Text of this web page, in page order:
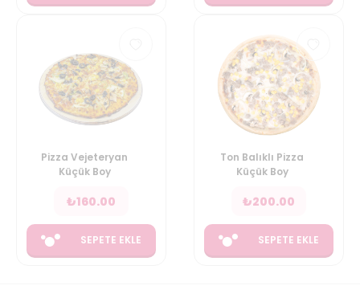
Pizza Vejeteryan
Küçük Boy
₺160.00
SEPETE EKLE
Ton Balıklı Pizza
Küçük Boy
₺200.00
SEPETE EKLE